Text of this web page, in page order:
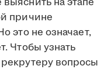
причине
это не означает,
Чтобы узнать
вопросы